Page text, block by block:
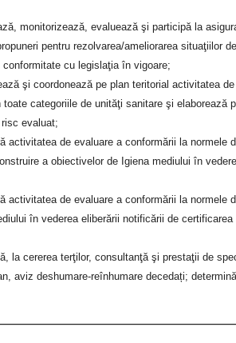
monitorizează, evaluează şi participă la
pentru rezolvarea/ameliorarea situaţiilor
cu legislaţia în vigoare;
şi coordonează pe plan teritorial activitatea
toate categoriile de unităţi sanitare şi elaborează
evaluat;
activitatea de evaluare a conformării la normele
a obiectivelor de Igiena mediului în
activitatea de evaluare a conformării la normele
în vederea eliberării notificării de
la cererea terţilor, consultanţă şi prestaţii de
aviz deshumare-reînhumare decedați;